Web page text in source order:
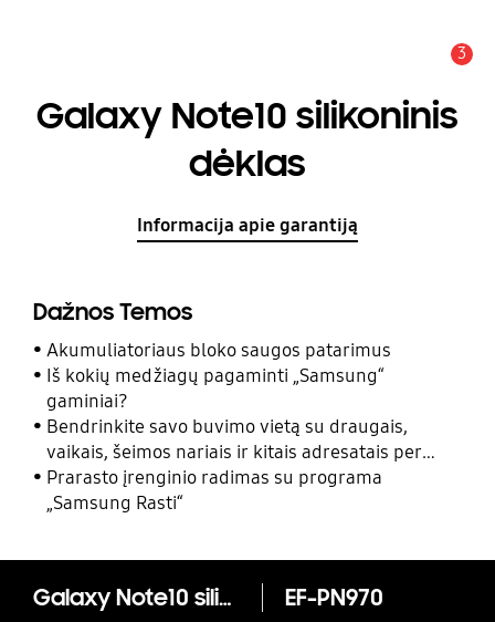
3
Galaxy Note10 silikoninis
dėklas
Informacija apie garantiją
Dažnos Temos
Akumuliatoriaus bloko saugos patarimus
Iš kokių medžiagų pagaminti „Samsung“
gaminiai?
Bendrinkite savo buvimo vietą su draugais,
vaikais, šeimos nariais ir kitais adresatais per
programą „Samsung Rasti“
Prarasto įrenginio radimas su programa
„Samsung Rasti“
Galaxy Note10 silikoninis dėklas EF-PN970